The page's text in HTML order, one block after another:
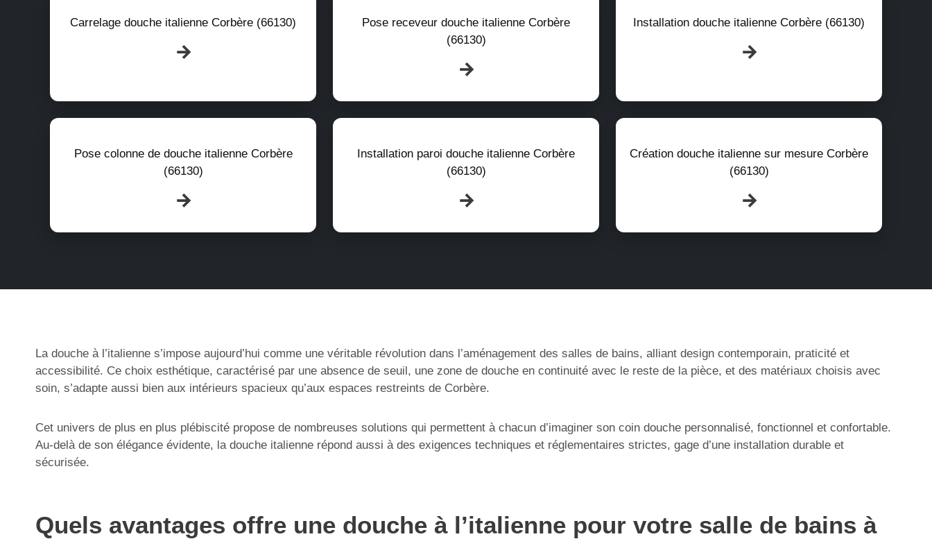
Carrelage douche italienne Corbère (66130)
Pose receveur douche italienne Corbère
(66130)
Installation douche italienne Corbère (66130)
Pose colonne de douche italienne Corbère
(66130)
Installation paroi douche italienne Corbère
(66130)
Création douche italienne sur mesure Corbère
(66130)
La douche à l’italienne s’impose aujourd’hui comme une véritable révolution dans l’aménagement des salles de bains, alliant design contemporain, praticité et
accessibilité. Ce choix esthétique, caractérisé par une absence de seuil, une zone de douche en continuité avec le reste de la pièce, et des matériaux choisis avec
soin, s’adapte aussi bien aux intérieurs spacieux qu’aux espaces restreints de Corbère.
Cet univers de plus en plus plébiscité propose de nombreuses solutions qui permettent à chacun d’imaginer son coin douche personnalisé, fonctionnel et confortable.
Au-delà de son élégance évidente, la douche italienne répond aussi à des exigences techniques et réglementaires strictes, gage d’une installation durable et
sécurisée.
Quels avantages offre une douche à l’italienne pour votre salle de bains à